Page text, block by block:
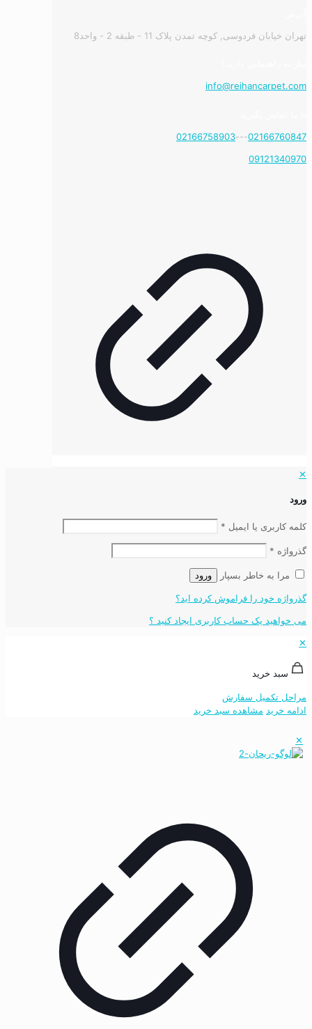
تهران خیابان فردوسی, کوچه تمدن پلاک 11 - طبقه 2 - واحد8
info@reihancarpet.com
02166760847
---
02166758903
09121340970
✕
ورود
کلمه کاربری یا ایمیل *
گذرواژه *
مرا به خاطر بسپار ورود
گذرواژه خود را فراموش کرده اید؟
می خواهید یک حساب کاربری ایجاد کنید ؟
✕
سبد خرید
مراحل تکمیل سفارش
ادامه خرید مشاهده سبد خرید
✕